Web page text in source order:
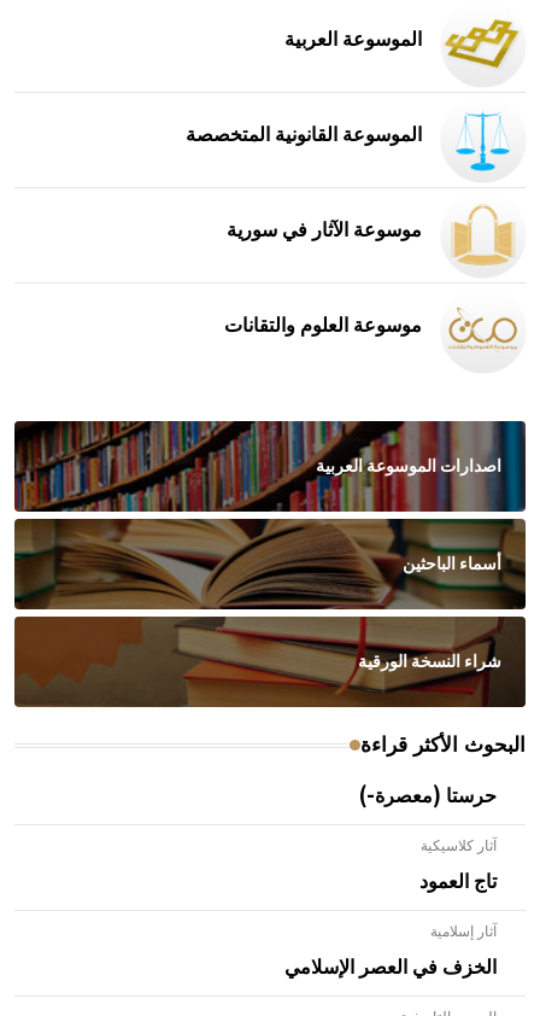
الموسوعة العربية
الموسوعة القانونية المتخصصة
موسوعة الآثار في سورية
موسوعة العلوم والتقانات
اصدارات الموسوعة العربية
أسماء الباحثين
شراء النسخة الورقية
البحوث الأكثر قراءة
حرستا (معصرة-)
آثار كلاسيكية
تاج العمود
آثار إسلامية
الخزف في العصر الإسلامي